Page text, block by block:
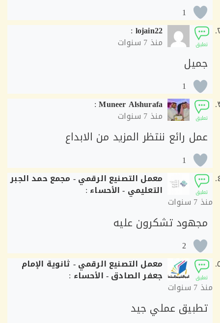
1
lojain22
:
منذ
1
Muneer Alshurafa
:
منذ7 سنوات
رائع ننتظر المزيد من الابداع
1
معمل التصنيع الرقمي - مجمع حمد الجبر
التعليمي - الأحساء:
تشكرون عليه
2
معمل التصنيع الرقمي - ثانوية الإمام
جعفر الصادق - الأحساء:
عملي جيد